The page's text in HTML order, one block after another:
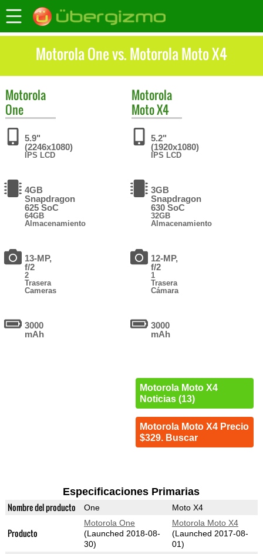
Motorola One vs. Motorola Moto X4
Motorola
One
5.9"
(2246x1080)
IPS LCD
4GB
Snapdragon
625 SoC
64GB
Almacenamiento
13-MP,
f/2
2
Trasera
Cameras
3000
mAh
Motorola
Moto X4
5.2"
(1920x1080)
IPS LCD
3GB
Snapdragon
630 SoC
32GB
Almacenamiento
12-MP,
f/2
1
Trasera
Cámara
3000
mAh
Motorola Moto X4
Noticias (13)
Motorola Moto X4 Precio
$329. Buscar
Especificaciones Primarias
Nombre del producto One Moto X4
Producto
Motorola One
(Launched 2018-08-
30)
Motorola Moto X4
(Launched 2017-08-
01)